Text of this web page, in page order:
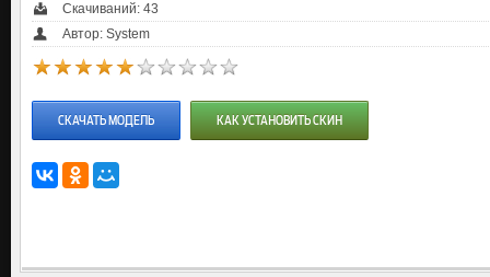
Скачиваний: 43
Автор: System
СКАЧАТЬ МОДЕЛЬ КАК УСТАНОВИТЬ СКИН